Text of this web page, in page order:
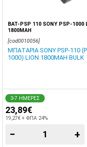
BAT-PSP 110 SONY PSP-1000
1800MAH
[cod0010056]
ΜΠΑΤΑΡΙΑ SONY PSP-110
1000) LION 1800MAH BULK
3-7 ΗΜΕΡΕΣ
23,89€
19,27€ + ΦΠΑ 24%
− +